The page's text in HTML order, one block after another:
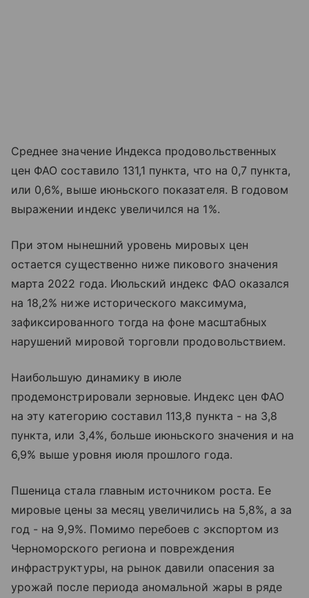
Среднее значение Индекса продовольственных
цен ФАО составило 131,1 пункта, что на 0,7 пункта,
или 0,6%, выше июньского показателя. В годовом
выражении индекс увеличился на 1%.
При этом нынешний уровень мировых цен
остается существенно ниже пикового значения
марта 2022 года. Июльский индекс ФАО оказался
на 18,2% ниже исторического максимума,
зафиксированного тогда на фоне масштабных
нарушений мировой торговли продовольствием.
Наибольшую динамику в июле
продемонстрировали зерновые. Индекс цен ФАО
на эту категорию составил 113,8 пункта - на 3,8
пункта, или 3,4%, больше июньского значения и на
6,9% выше уровня июля прошлого года.
Пшеница стала главным источником роста. Ее
мировые цены за месяц увеличились на 5,8%, а за
год - на 9,9%. Помимо перебоев с экспортом из
Черноморского региона и повреждения
инфраструктуры, на рынок давили опасения за
урожай после периода аномальной жары в ряде